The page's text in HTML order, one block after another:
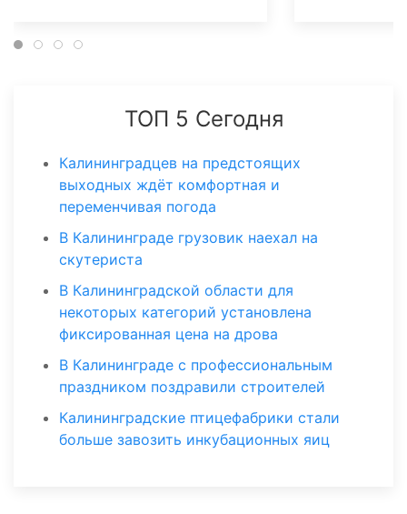
ТОП 5 Сегодня
Калининградцев на предстоящих
выходных ждёт комфортная и
переменчивая погода
В Калининграде грузовик наехал на
скутериста
В Калининградской области для
некоторых категорий установлена
фиксированная цена на дрова
В Калининграде с профессиональным
праздником поздравили строителей
Калининградские птицефабрики стали
больше завозить инкубационных яиц